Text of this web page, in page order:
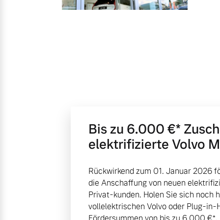
Die Neuwagenalternative
Mehr erfahren
Editionsmodelle
Jetzt kennenlernen
Gebrauchtwagen
Sie erhalten bei uns eine Vielzahl
Mehr erfahren
Bis zu 6.000 €⁠*
elektrifizierte Volvo
Rückwirkend zum 01. Januar 2026
die Anschaffung von neuen
Privat-kunden. Holen Sie sich noch
vollelektrischen Volvo oder Plug-in-